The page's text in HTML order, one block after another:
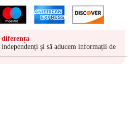
și să aducem informații de